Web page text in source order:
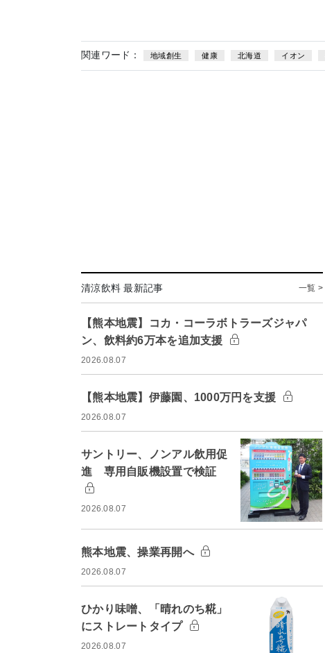
関連ワード： 地域創生 健康 北海道 イオン
清涼飲料 最新記事 一覧 >
【熊本地震】コカ・コーラボトラーズジャパ
ン、飲料約6万本を追加支援
2026.08.07
【熊本地震】伊藤園、1000万円を支援
2026.08.07
サントリー、ノンアル飲用促
進 専用自販機設置で検証
2026.08.07
熊本地震、操業再開へ
2026.08.07
ひかり味噌、「晴れのち糀」
にストレートタイプ
2026.08.07